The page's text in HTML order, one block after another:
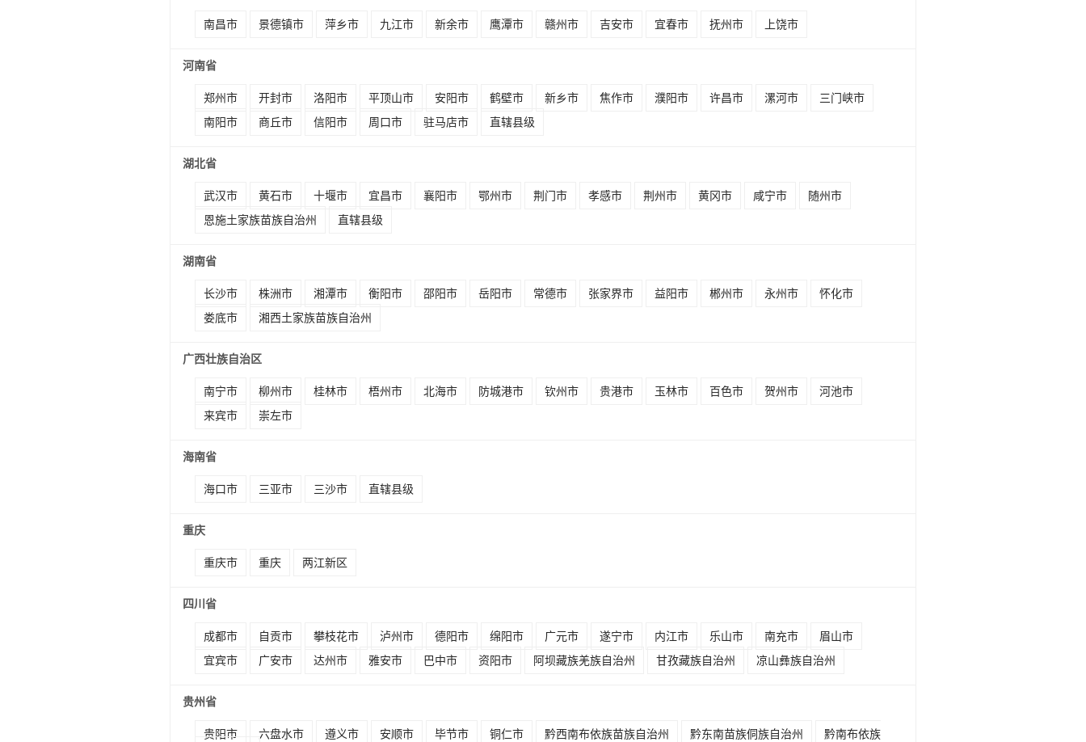
南昌市 景德镇市 萍乡市 九江市 新余市 鹰潭市 赣州市 吉安市 宜春市 抚州市 上饶市
河南省
郑州市 开封市 洛阳市 平顶山市 安阳市 鹤壁市 新乡市 焦作市 濮阳市 许昌市 漯河市
三门峡市
南阳市
商丘市 信阳市 周口市 驻马店市 直辖县级
湖北省
武汉市 黄石市 十堰市 宜昌市 襄阳市 鄂州市 荆门市 孝感市 荆州市 黄冈市 咸宁市
随州市
恩施土家族苗族自治州
直辖县级
湖南省
长沙市 株洲市 湘潭市 衡阳市 邵阳市 岳阳市 常德市 张家界市 益阳市 郴州市 永州市
怀化市
娄底市
湘西土家族苗族自治州
广西壮族自治区
南宁市 柳州市 桂林市 梧州市 北海市 防城港市 钦州市 贵港市 玉林市 百色市 贺州市
河池市
来宾市
崇左市
海南省
海口市 三亚市 三沙市 直辖县级
重庆
重庆市 重庆 两江新区
四川省
成都市 自贡市 攀枝花市 泸州市 德阳市 绵阳市 广元市 遂宁市 内江市 乐山市 南充市
眉山市
宜宾市
广安市 达州市 雅安市 巴中市 资阳市 阿坝藏族羌族自治州 甘孜藏族自治州 凉山彝族自治州
贵州省
贵阳市 六盘水市 遵义市 安顺市 毕节市 铜仁市 黔西南布依族苗族自治州 黔东南苗族侗族自治州
黔南布依族